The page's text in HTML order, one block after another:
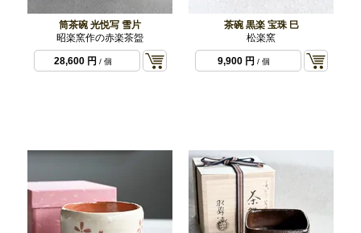
筒茶碗 光悦写 雪片
昭楽窯作の赤楽茶盌
28,600 円 / 個
茶碗 黒楽 宝珠 巳
松楽窯
9,900 円 / 個